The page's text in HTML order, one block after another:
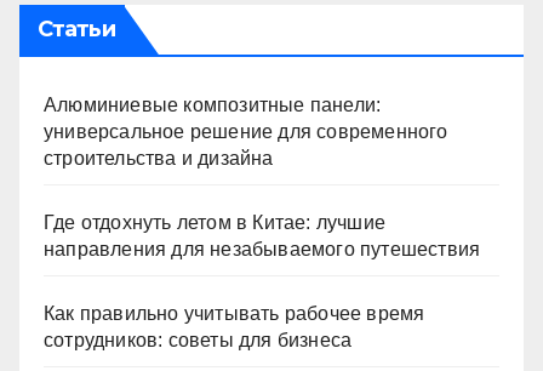
Статьи
Алюминиевые композитные панели:
универсальное решение для современного
строительства и дизайна
Где отдохнуть летом в Китае: лучшие
направления для незабываемого путешествия
Как правильно учитывать рабочее время
сотрудников: советы для бизнеса